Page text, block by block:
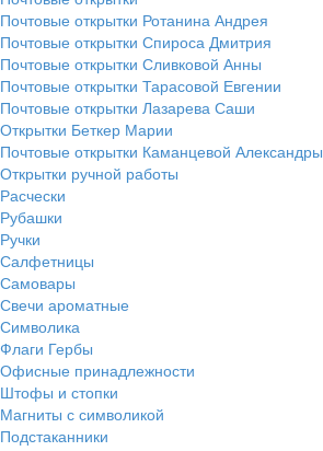
Почтовые открытки Ротанина Андрея
Почтовые открытки Спироса Дмитрия
Почтовые открытки Сливковой Анны
Почтовые открытки Тарасовой Евгении
Почтовые открытки Лазарева Саши
Открытки Беткер Марии
Почтовые открытки Каманцевой Александры
Открытки ручной работы
Расчески
Рубашки
Ручки
Салфетницы
Самовары
Свечи ароматные
Символика
Флаги Гербы
Офисные принадлежности
Штофы и стопки
Магниты с символикой
Подстаканники